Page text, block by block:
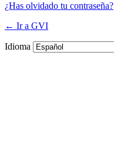
¿Has olvidado tu contraseña?
← Ir a GVI
Idioma